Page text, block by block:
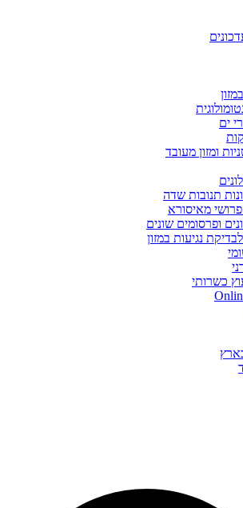
ים
ומזון מעובד
תנובות שדה
מאיסורא
ופרסומים שונים
נגיעות במזון
כשרותי